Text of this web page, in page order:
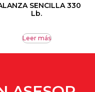
SENCILLA 330
Lb.
Leer más